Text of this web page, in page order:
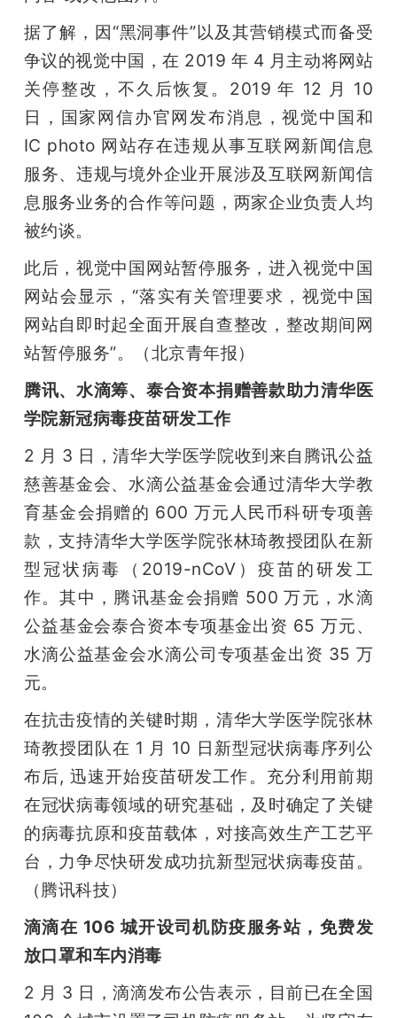
据了解，因“黑洞事件”以及其营销模式而备受
争议的视觉中国，在 2019 年 4 月主动将网站
关停整改，不久后恢复。2019 年 12 月 10
日，国家网信办官网发布消息，视觉中国和
IC photo 网站存在违规从事互联网新闻信息
服务、违规与境外企业开展涉及互联网新闻信
息服务业务的合作等问题，两家企业负责人均
被约谈。
此后，视觉中国网站暂停服务，进入视觉中国
网站会显示，“落实有关管理要求，视觉中国
网站自即时起全面开展自查整改，整改期间网
站暂停服务”。（北京青年报）
腾讯、水滴筹、泰合资本捐赠善款助力清华医
学院新冠病毒疫苗研发工作
2 月 3 日，清华大学医学院收到来自腾讯公益
慈善基金会、水滴公益基金会通过清华大学教
育基金会捐赠的 600 万元人民币科研专项善
款，支持清华大学医学院张林琦教授团队在新
型冠状病毒（2019-nCoV）疫苗的研发工
作。其中，腾讯基金会捐赠 500 万元，水滴
公益基金会泰合资本专项基金出资 65 万元、
水滴公益基金会水滴公司专项基金出资 35 万
元。
在抗击疫情的关键时期，清华大学医学院张林
琦教授团队在 1 月 10 日新型冠状病毒序列公
布后, 迅速开始疫苗研发工作。充分利用前期
在冠状病毒领域的研究基础，及时确定了关键
的病毒抗原和疫苗载体，对接高效生产工艺平
台，力争尽快研发成功抗新型冠状病毒疫苗。
（腾讯科技）
滴滴在 106 城开设司机防疫服务站，免费发
放口罩和车内消毒
2 月 3 日，滴滴发布公告表示，目前已在全国